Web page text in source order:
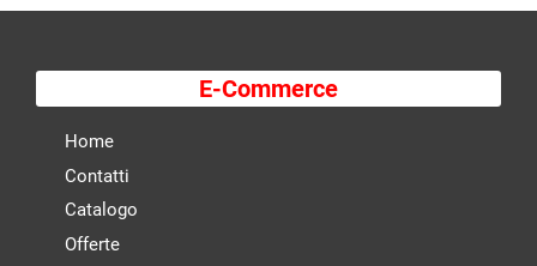
E-Commerce
Home
Contatti
Catalogo
Offerte